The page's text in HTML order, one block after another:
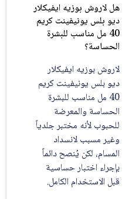
هل لاروش بوزيه ايفيكلار
ديو بلس يونيفينت كريم
40 مل مناسب للبشرة
الحساسة؟
لاروش بوزيه ايفيكلار
ديو بلس يونيفينت كريم
40 مل مناسب للبشرة
الحساسة والمعرضة
للحبوب لأنه مختبر جلدياً
وغير مسبب لانسداد
المسام، لكن يُنصح دائماً
بإجراء اختبار حساسية
قبل الاستخدام الكامل.